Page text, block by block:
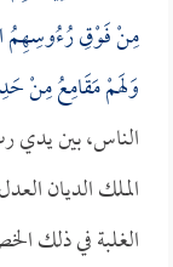
مِنْ فَوْقِ رُءُوسِهِمُ
وَلَهمْ مَقَامِعُ مِنْ
الناس، بين يدي
الملك الديان
الغلبة في ذلك